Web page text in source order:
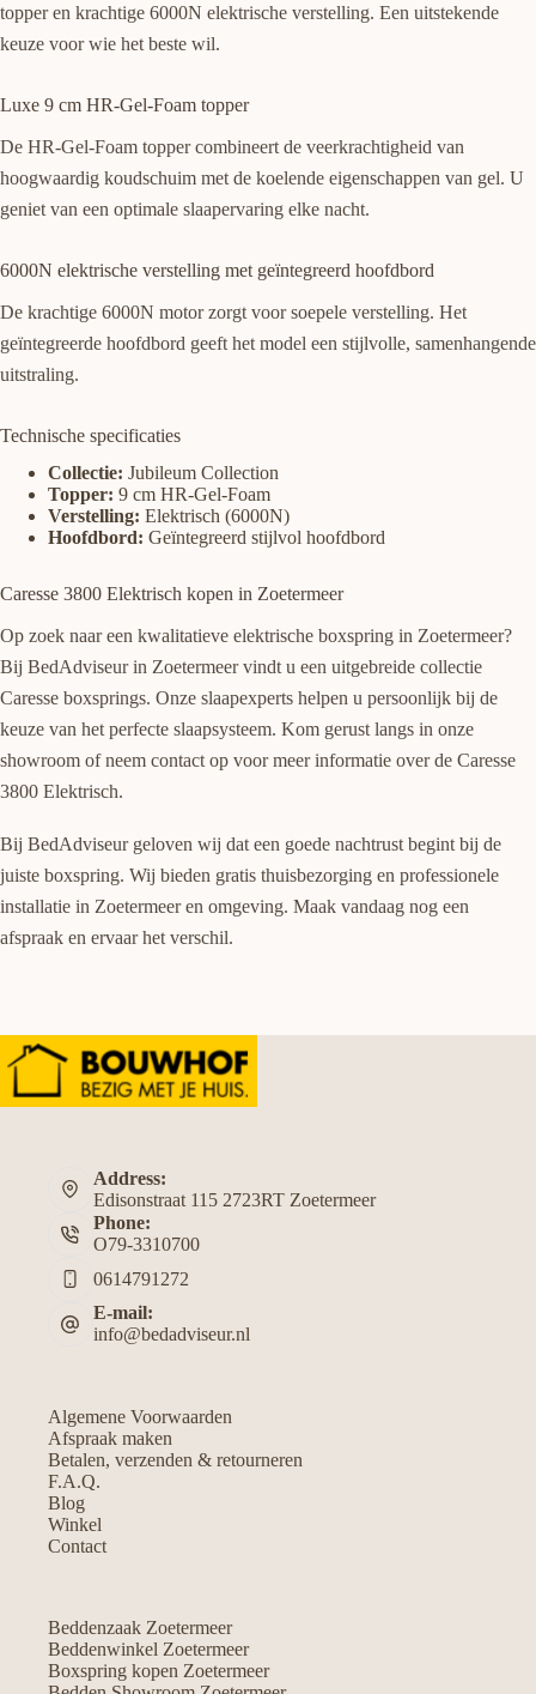
topper en krachtige 6000N elektrische verstelling. Een uitstekende
keuze voor wie het beste wil.
Luxe 9 cm HR-Gel-Foam topper
De HR-Gel-Foam topper combineert de veerkrachtigheid van
hoogwaardig koudschuim met de koelende eigenschappen van gel. U
geniet van een optimale slaapervaring elke nacht.
6000N elektrische verstelling met geïntegreerd hoofdbord
De krachtige 6000N motor zorgt voor soepele verstelling. Het
geïntegreerde hoofdbord geeft het model een stijlvolle, samenhangende
uitstraling.
Technische specificaties
Collectie: Jubileum Collection
Topper: 9 cm HR-Gel-Foam
Verstelling: Elektrisch (6000N)
Hoofdbord: Geïntegreerd stijlvol hoofdbord
Caresse 3800 Elektrisch kopen in Zoetermeer
Op zoek naar een kwalitatieve elektrische boxspring in Zoetermeer?
Bij BedAdviseur in Zoetermeer vindt u een uitgebreide collectie
Caresse boxsprings. Onze slaapexperts helpen u persoonlijk bij de
keuze van het perfecte slaapsysteem. Kom gerust langs in onze
showroom of neem contact op voor meer informatie over de Caresse
3800 Elektrisch.
Bij BedAdviseur geloven wij dat een goede nachtrust begint bij de
juiste boxspring. Wij bieden gratis thuisbezorging en professionele
installatie in Zoetermeer en omgeving. Maak vandaag nog een
afspraak en ervaar het verschil.
Address:
Edisonstraat 115 2723RT Zoetermeer
Phone:
O79-3310700
0614791272
E-mail:
info@bedadviseur.nl
Algemene Voorwaarden
Afspraak maken
Betalen, verzenden & retourneren
F.A.Q.
Blog
Winkel
Contact
Beddenzaak Zoetermeer
Beddenwinkel Zoetermeer
Boxspring kopen Zoetermeer